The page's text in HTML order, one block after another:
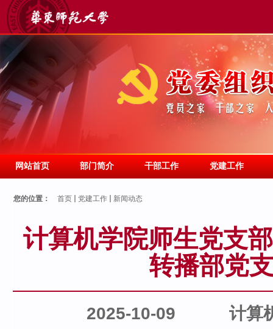
网站首页 部门简介 干部工作 党建工作
您的位置： 首页 党建工作 新闻动态
计算机学院师生党支
转播部党
2025-10-09 计算